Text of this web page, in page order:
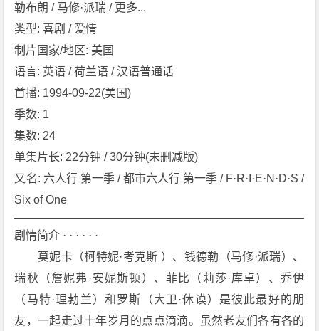
a
o
1》
[1
9
4]
勒布朗 / 马修·派瑞 / 更多...
类型: 喜剧 / 爱情
制片国家/地区: 美国
语言: 英语 / 荷兰语 / 汉语普通话
首播: 1994-09-22(美国)
季数: 1
集数: 24
单集片长: 22分钟 / 30分钟(未删减版)
又名: 六人行 第一季 / 都市六人行 第一季 / F·R·I·E·N·D·S /
Six of One
剧情简介 · · · · · ·
莫妮卡（柯特妮·考克斯 ）、钱德勒（马修·派瑞）、
瑞秋（詹妮弗·安妮斯顿）、菲比（莉莎·库卓）、乔伊
（马特·理勃兰）和罗斯（大卫·休谟）是彼此最好的朋
友，一起走过十年岁月的点点滴滴。虽然老友们各有各的